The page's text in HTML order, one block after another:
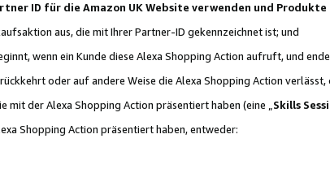
ID für die Amazon UK Website verwenden und
aus, die mit Ihrer Partner-ID gekennzeichnet ist; und
wenn ein Kunde diese Alexa Shopping Action aufruft, und
oder auf andere Weise die Alexa Shopping Action verlässt,
der Alexa Shopping Action präsentiert haben (eine „ Skills
Shopping Action präsentiert haben, entweder: